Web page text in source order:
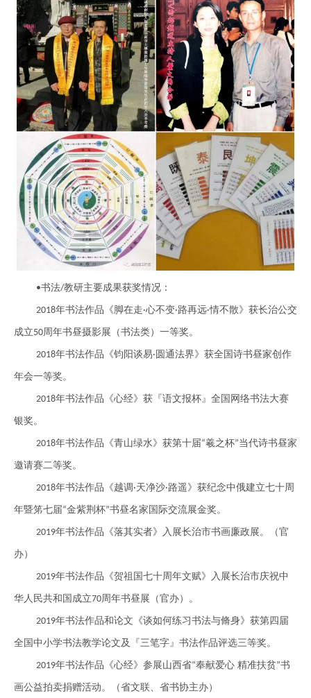
•书法/教研主要成果获奖情况：
2018年书法作品《脚在走·心不变·路再远·情不散》获长治公交
成立50 周年书昼摄影展（书法类）一等奖。
2018年书法作品《钧阳谈易· 圆通法界》获全国诗书昼家创作
年会一等奖。
2018年书法作品《心经》获『语文报杯』全国网络书法大赛
银奖。
2018年书法作品《青山绿水》获第十届“羲之杯”当代诗书昼家
邀请赛二等奖。
2018年书法作品《越调 ·天净沙·路遥》获纪念中俄建立七十周
年暨笫七届“金紫荆杯”书昼名家国际交流展金奖。
2019年书法作品《落其实者》入展长治市书画廉政展。（官
办）
2019年书法作品《贺祖国七十周年文赋》入展长治市庆祝中
华人民共和国成立70 周年书昼展（官办）。
2019年书法作品和论文《谈如何练习书法与脩身》获第四届
全国中小学书法教学论文及『三笔字』书法作品评选三等奖。
2019年书法作品《心经》参展山西省“奉献爱心 精准扶贫”书
画公益拍卖捐赠活动。（省文联、省书协主办）